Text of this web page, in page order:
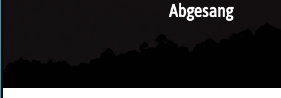
Abgesang